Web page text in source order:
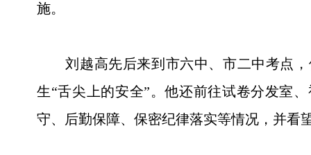
施。
刘越高先后来到市六中、市二中考点，
生“舌尖上的安全”。他还前往试卷分发室
守、后勤保障、保密纪律落实等情况，并看